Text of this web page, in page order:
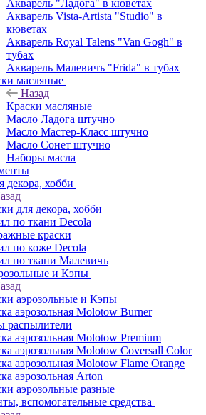
Акварель "Ладога" в кюветах
Акварель Vista-Artista "Studio" в
кюветах
Акварель Royal Talens "Van Gogh" в
тубах
Акварель Малевичъ "Frida" в тубах
масляные
Назад
Краски масляные
Масло Ладога штучно
Масло Мастер-Класс штучно
Масло Сонет штучно
Наборы масла
декора, хобби
для декора, хобби
по ткани Decola
краски
по коже Decola
по ткани Малевичъ
и Кэпы
аэрозольные и Кэпы
аэрозольная Molotow Burner
распылители
аэрозольная Molotow Premium
аэрозольная Molotow Coversall Color
аэрозольная Molotow Flame Orange
аэрозольная Arton
аэрозольные разные
вспомогательные средства